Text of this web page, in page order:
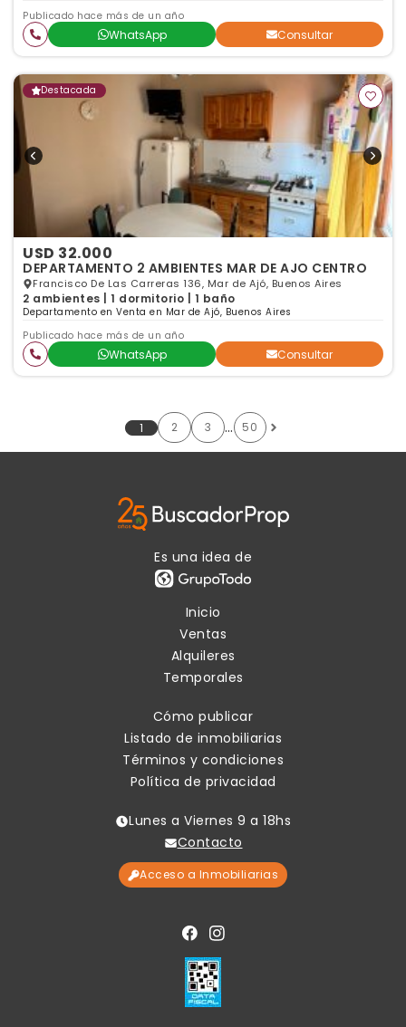
Publicado hace más de un año
WhatsApp Consultar
Destacada
USD 32.000
DEPARTAMENTO 2 AMBIENTES MAR DE AJO CENTRO
Francisco De Las Carreras 136, Mar de Ajó, Buenos Aires
2 ambientes | 1 dormitorio | 1 baño
Departamento en Venta en Mar de Ajó, Buenos Aires
Publicado hace más de un año
WhatsApp Consultar
1 2 3 … 50
Es una idea de
Inicio
Ventas
Alquileres
Temporales
Cómo publicar
Listado de inmobiliarias
Términos y condiciones
Política de privacidad
Lunes a Viernes 9 a 18hs
Contacto
Acceso a Inmobiliarias